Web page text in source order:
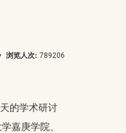
浏览人次: 789206
的学术研讨
嘉庚学院、